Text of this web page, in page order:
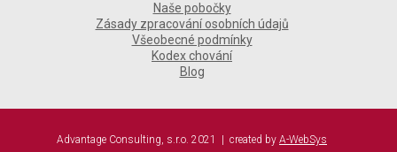
Naše pobočky
Zásady zpracování osobních údajů
Všeobecné podmínky
Kodex chování
Blog
Advantage Consulting, s.r.o. 2021 | created by A-WebSys